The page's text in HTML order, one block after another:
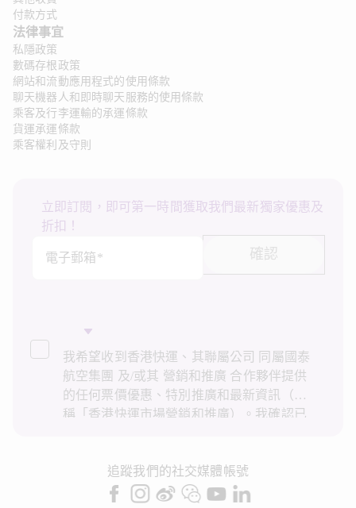
付款方式
法律事宜
私隱政策
數碼存根政策
網站和流動應用程式的使用條款
聊天機器人和即時聊天服務的使用條款
乘客及行李運輸的承運條款
貨運承運條款
乘客權利及守則
立即訂閱，即可第一時間獲取我們最新獨家優惠及
折扣！
電子郵箱*
確認
我希望收到香港快運、其聯屬公司 同屬國泰
航空集團 及/或其 營銷和推廣 合作夥伴提供
的任何票價優惠、特別推廣和最新資訊（統
稱「香港快運市場營銷和推廣）。我確認已
錄進行直接市場營銷和推廣。我知悉在未經
我的同意下，香港快運不會使用我的個人資
追蹤我們的社交媒體帳號